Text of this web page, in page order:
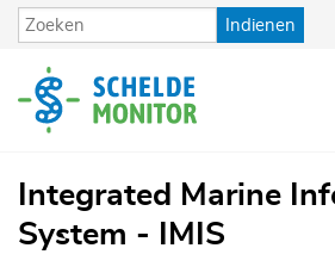
Overslaan
en
de
inhoud
Indienen
Integrated Marine
System - IMIS